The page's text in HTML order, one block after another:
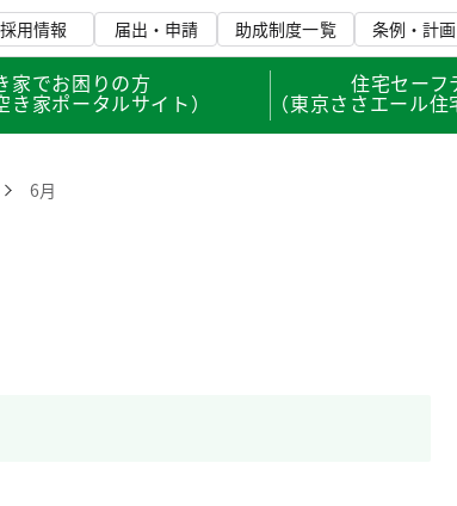
採用情報 届出・申請 助成制度一覧 条例・計
家でお困りの方
き家ポータルサイト）
住宅セーフ
（東京ささエール
6月